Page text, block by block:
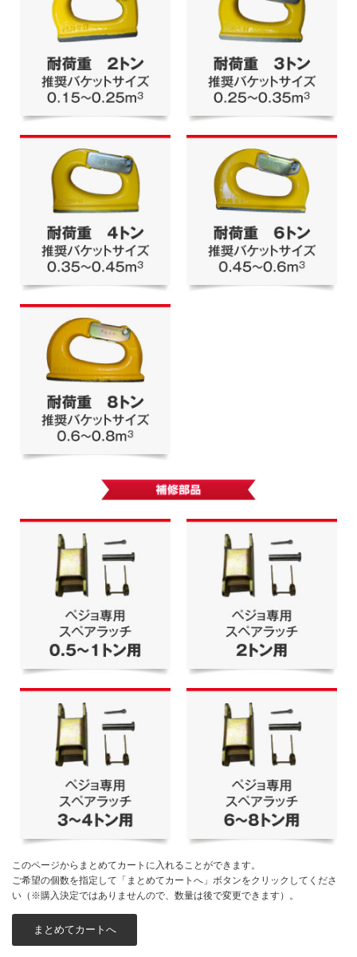
このページからまとめてカートに入れることができます。
ご希望の個数を指定して「まとめてカートへ」ボタンをクリックしてくださ
い（※購入決定ではありませんので、数量は後で変更できます）。